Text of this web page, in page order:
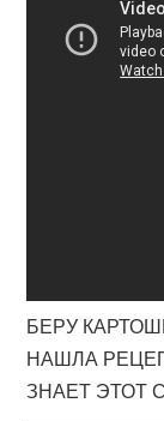
БЕРУ
НАШЛА
ЗНАЕТ ЭТОТ